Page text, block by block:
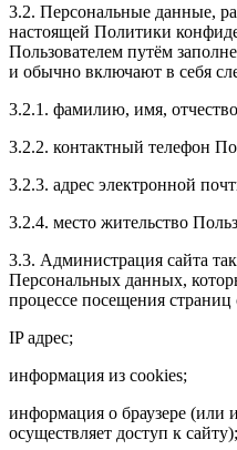
3.2. Персональные данные,
настоящей Политики
Пользователем путём
и обычно включают в себя
3.2.1. фамилию, имя,
3.2.2. контактный телефон
3.2.3. адрес электронной
3.2.4. место жительство
3.3. Администрация сайта
Персональных данных,
процессе посещения страниц
IP адрес;
информация из cookies;
информация о браузере (или
осуществляет доступ к сайту);